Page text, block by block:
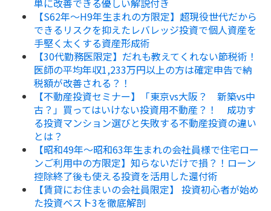
単に改善できる優しい解説付き
【S62年～H9年生まれの方限定】超現役世代だから
できるリスクを抑えたレバレッジ投資で個人資産を
手堅く太くする資産形成術
【30代勤務医限定】だれも教えてくれない節税術！
医師の平均年収1,233万円以上の方は確定申告で納
税額が改善される？！
【不動産投資セミナー】「東京vs大阪？ 新築vs中
古？」買ってはいけない投資用不動産？！ 成功す
る投資マンション選びと失敗する不動産投資の違い
とは？
【昭和49年～昭和63年生まれの会社員様で住宅ロー
ンご利用中の方限定】知らないだけで損？！ローン
控除終了後も使える投資を活用した還付術
【賃貸にお住まいの会社員限定】 投資初心者が始め
た投資ベスト3を徹底解剖